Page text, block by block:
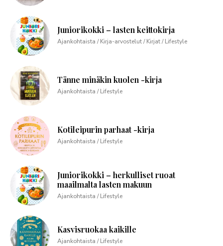
Juniorikokki – lasten keittokirja
Ajankohtaista / Kirja-arvostelut / Kirjat / Lifestyle
Tänne minäkin kuolen -kirja
Ajankohtaista / Lifestyle
Kotileipurin parhaat -kirja
Ajankohtaista / Lifestyle
Juniorikokki – herkulliset ruoat
maailmalta lasten makuun
Ajankohtaista / Lifestyle
Kasvisruokaa kaikille
Ajankohtaista / Lifestyle